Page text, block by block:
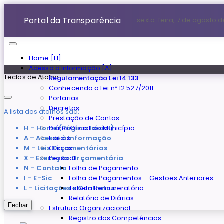
Home [H]
Acesso a Informação [A]
Regulamentação Lei 14.133
Conhecendo a Lei nº 12.527/2011
Portarias
Decretos
Prestação de Contas
Diário Oficial do Município
Editais
Ofícios
Pessoal
Folha de Pagamento
Folha de Pagamentos – Gestões Anteriores
Tabela Remuneratória
Relatório de Diárias
Estrutura Organizacional
Registro das Competências
Portal da Transparência sexta-feira, 7 de agosto
Teclas de Atalho
A lista dos atalhos são:
H – Home (Página Inicial)
A – Acesse à Informação
M – Leis Orçamentárias
X – Execução Orçamentária
N – Contato
I – E-Sic
L – Licitações e Contratos
Fechar